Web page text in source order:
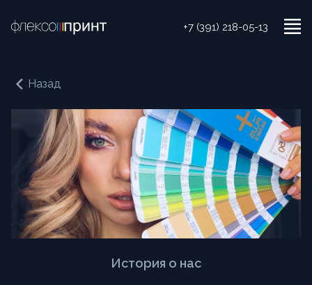
+7 (391) 218-05-13
Назад
История о нас